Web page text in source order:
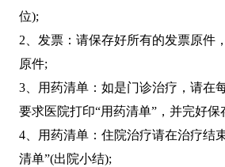
位);
2、发票：请保存好所有的发票原件
原件;
3、用药清单：如是门诊治疗，请在
要求医院打印“用药清单”，并完好保
4、用药清单：住院治疗请在治疗结
清单”(出院小结);